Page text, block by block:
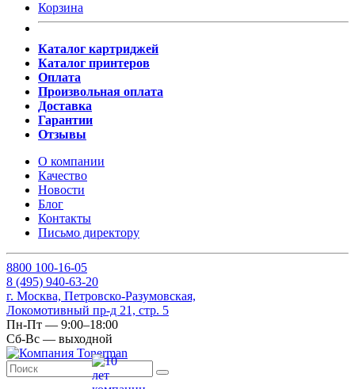
Корзина
Каталог картриджей
Каталог принтеров
Оплата
Произвольная оплата
Доставка
Гарантии
Отзывы
О компании
Качество
Новости
Блог
Контакты
Письмо директору
8800 100-16-05
8 (495) 940-63-20
г. Москва, Петровско-Разумовская,
Локомотивный пр-д 21, стр. 5
Пн-Пт — 9:00–18:00
Сб-Вс — выходной